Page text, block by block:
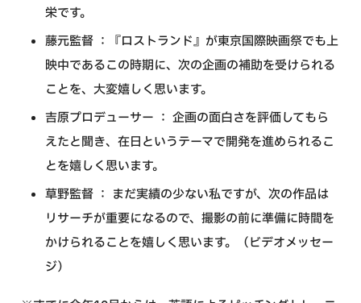
栄です。
藤元監督 ：『ロストランド』が東京国際映画祭でも上
映中であるこの時期に、次の企画の補助を受けられる
ことを、大変嬉しく思います。
吉原プロデューサー ： 企画の面白さを評価してもら
えたと聞き、在日というテーマで開発を進められるこ
とを嬉しく思います。
草野監督 ： まだ実績の少ない私ですが、次の作品は
リサーチが重要になるので、撮影の前に準備に時間を
かけられることを嬉しく思います。（ビデオメッセー
ジ）